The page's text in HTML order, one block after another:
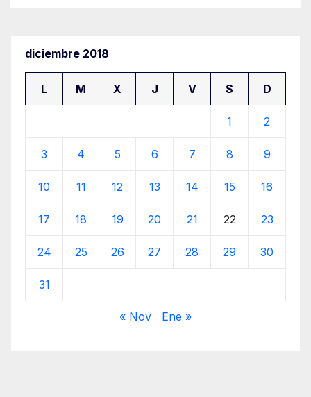
diciembre 2018
L M X J V S D
1 2
3 4 5 6 7 8 9
10 11 12 13 14 15 16
17 18 19 20 21 22 23
24 25 26 27 28 29 30
31
« Nov Ene »